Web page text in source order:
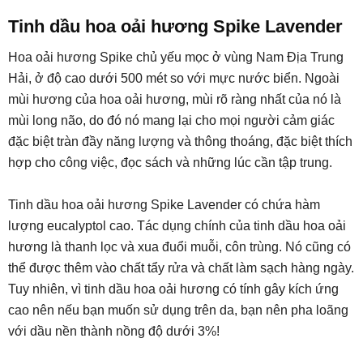
Tinh dầu hoa oải hương Spike Lavender
Hoa oải hương Spike chủ yếu mọc ở vùng Nam Địa Trung
Hải, ở độ cao dưới 500 mét so với mực nước biển. Ngoài
mùi hương của hoa oải hương, mùi rõ ràng nhất của nó là
mùi long não, do đó nó mang lại cho mọi người cảm giác
đặc biệt tràn đầy năng lượng và thông thoáng, đặc biệt thích
hợp cho công việc, đọc sách và những lúc cần tập trung.
Tinh dầu hoa oải hương Spike Lavender có chứa hàm
lượng eucalyptol cao. Tác dụng chính của tinh dầu hoa oải
hương là thanh lọc và xua đuổi muỗi, côn trùng. Nó cũng có
thể được thêm vào chất tẩy rửa và chất làm sạch hàng ngày.
Tuy nhiên, vì tinh dầu hoa oải hương có tính gây kích ứng
cao nên nếu bạn muốn sử dụng trên da, bạn nên pha loãng
với dầu nền thành nồng độ dưới 3%!